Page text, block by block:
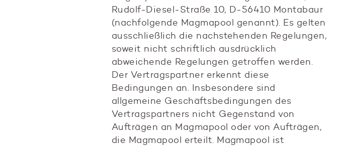
Rudolf-Diesel-Straße 10, D-56410 Montabaur
(nachfolgende Magmapool genannt). Es gelten
ausschließlich die nachstehenden Regelungen,
soweit nicht schriftlich ausdrücklich
abweichende Regelungen getroffen werden.
Der Vertragspartner erkennt diese
Bedingungen an. Insbesondere sind
allgemeine Geschäftsbedingungen des
Vertragspartners nicht Gegenstand von
Aufträgen an Magmapool oder von Aufträgen,
die Magmapool erteilt. Magmapool ist